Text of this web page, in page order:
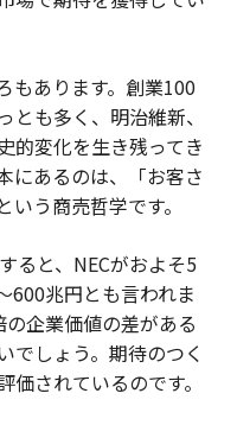
もあります。創業100
も多く、明治維新、
的変化を生き残ってき
にあるのは、「お客さ
う商売哲学です。
ると、NECがおよそ5
600兆円とも言われま
企業価値の差がある
でしょう。期待のつく
されているのです。